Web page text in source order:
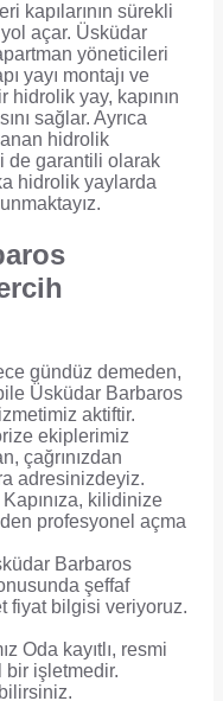
kapılarının sürekli
açar. Üsküdar
yöneticileri
yayı montajı ve
yay, kapının
sağlar. Ayrıca
hidrolik
de garantili olarak
hidrolik yaylarda
gündüz demeden,
Üsküdar Barbaros
aktiftir.
ekiplerimiz
çağrınızdan
adresinizdeyiz.
Kapınıza, kilidinize
profesyonel açma
Barbaros
şeffaf
fiyat bilgisi veriyoruz.
Oda kayıtlı, resmi
bir işletmedir.